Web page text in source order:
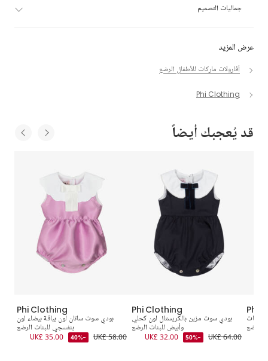
عرض المزيد
أفارولات ماركات للأطفال الرضع
Phi Clothing
جماليات التصميم
قد يُعجبك أيضاً
Phi Clothing
بودي سوت ساتان لون بياقة بيضاء لون
بنفسجي للبنات الرضع
UK£ 58.00
-40%
UK£ 35.00
Phi Clothing
بودي سوت مزين بالكريستال لون كحلي
وأبيض للبنات الرضع
UK£ 64.00
-50%
UK£ 32.00
Phi
الرضع